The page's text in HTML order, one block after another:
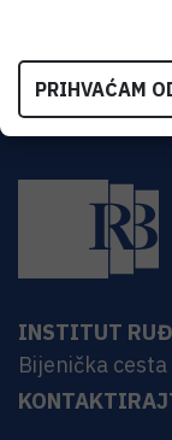
INSTITUT
Bijenička
PRIHVAĆAM